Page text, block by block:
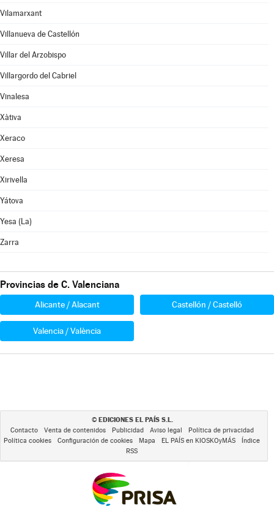
Vilamarxant
Villanueva de Castellón
Villar del Arzobispo
Villargordo del Cabriel
Vinalesa
Xàtiva
Xeraco
Xeresa
Xirivella
Yátova
Yesa (La)
Zarra
Provincias de C. Valenciana
Alicante / Alacant Castellón / Castelló
Valencia / València
© EDICIONES EL PAÍS S.L.
Contacto Venta de contenidos Publicidad Aviso legal
Política de privacidad
Política cookies
Configuración de cookies Mapa EL PAÍS en KIOSKOyMÁS
Índice
RSS